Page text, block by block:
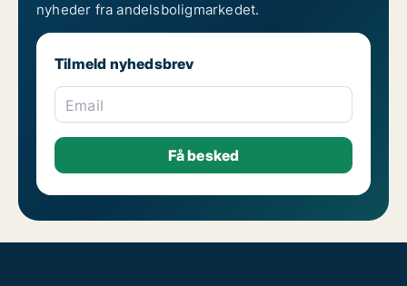
nyheder fra andelsboligmarkedet.
Tilmeld nyhedsbrev
Email